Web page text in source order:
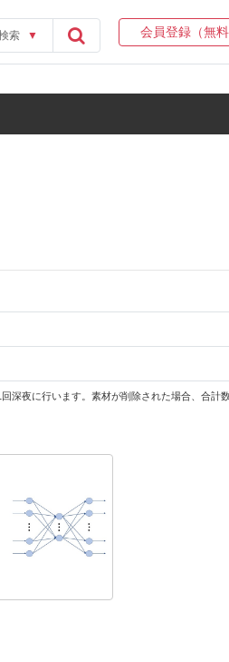
索 ▼ 会員登録（無料
深夜に行います。素材が削除された場合、合計